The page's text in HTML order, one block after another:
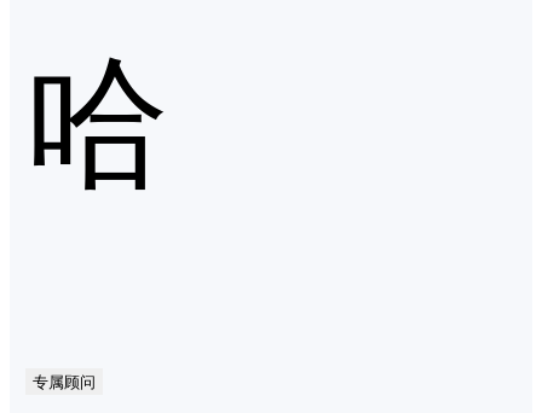
哈
专属顾问